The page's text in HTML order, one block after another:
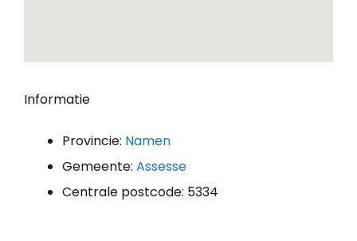
Informatie
Provincie: Namen
Gemeente: Assesse
Centrale postcode: 5334